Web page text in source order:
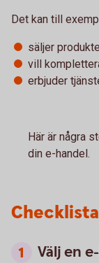
Det kan till
säljer
vill
erbjuder
Här är några
din e-handel.
Välj en